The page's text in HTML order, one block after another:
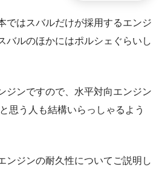
ではスバルだけが採用するエンジ
バルのほかにはポルシェぐらいし
ジンですので、水平対向エンジン
思う人も結構いらっしゃるよう
ンジンの耐久性についてご説明し